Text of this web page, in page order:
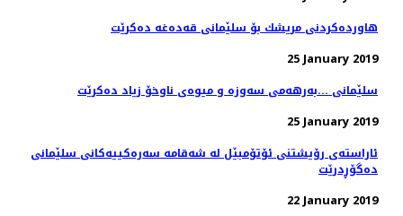
هاوردەكردنی مریشك بۆ سلێمانی قەدەغە دەكرێت
25 January 2019
سلێمانی ...بەرهەمی سەوزە و میوەی ناوخۆ زیاد دەكرێت
25 January 2019
ئاراسته‌ی رۆیشتنی ئۆتۆمبێل له‌ شه‌قامه‌ سه‌ره‌كییه‌كانی سلێمانی
ده‌گۆڕدرێت
22 January 2019